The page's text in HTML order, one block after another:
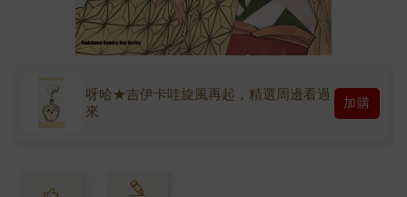
呀哈★吉伊卡哇旋風再起，精選周邊看過
來
加購